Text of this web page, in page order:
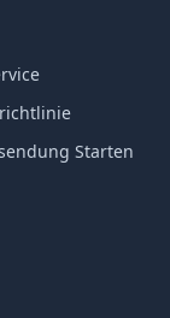
Starten